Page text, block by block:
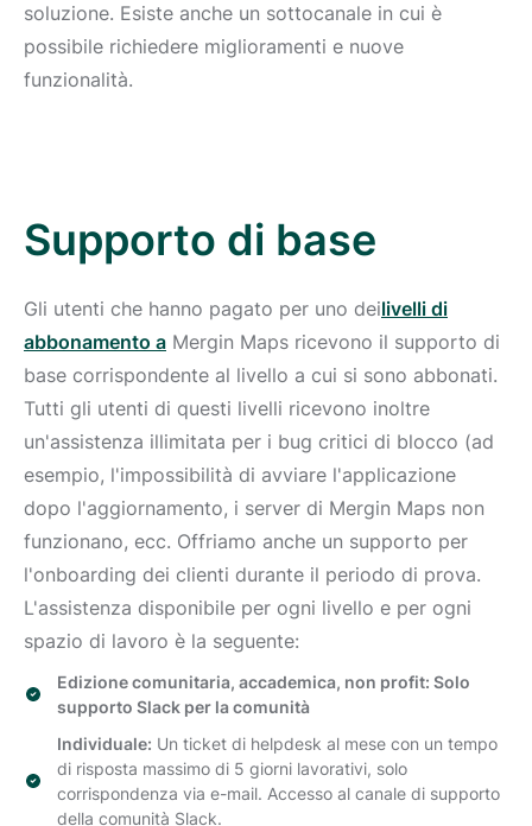
soluzione. Esiste anche un sottocanale in cui è
possibile richiedere miglioramenti e nuove
funzionalità.
Supporto di base
Gli utenti che hanno pagato per uno deilivelli di
abbonamento a Mergin Maps ricevono il supporto di
base corrispondente al livello a cui si sono abbonati.
Tutti gli utenti di questi livelli ricevono inoltre
un'assistenza illimitata per i bug critici di blocco (ad
esempio, l'impossibilità di avviare l'applicazione
dopo l'aggiornamento, i server di Mergin Maps non
funzionano, ecc. Offriamo anche un supporto per
l'onboarding dei clienti durante il periodo di prova.
L'assistenza disponibile per ogni livello e per ogni
spazio di lavoro è la seguente:
Edizione comunitaria, accademica, non profit: Solo
supporto Slack per la comunità
Individuale: Un ticket di helpdesk al mese con un tempo
di risposta massimo di 5 giorni lavorativi, solo
corrispondenza via e-mail. Accesso al canale di supporto
della comunità Slack.